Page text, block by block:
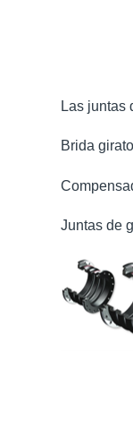
Las juntas
Brida
Juntas de